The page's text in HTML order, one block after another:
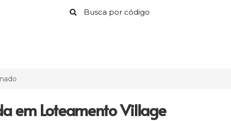
em Loteamento Village